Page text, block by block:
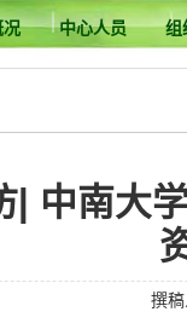
况 中心人员 组
| 中南大
撰